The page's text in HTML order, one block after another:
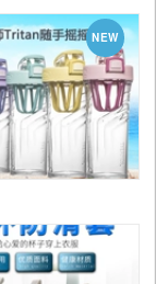
NEW